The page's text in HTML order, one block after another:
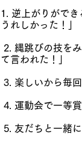
1. 逆上がりがで
うれしかった！」
2. 縄跳びの技を
て言われた！」
3. 楽しいから毎
4. 運動会で一等
5. 友だちと一緒